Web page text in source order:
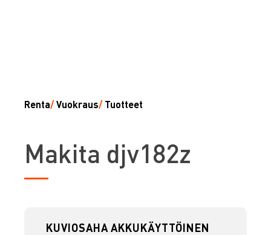
Renta/Vuokraus/ Tuotteet
Makita djv182z
KUVIOSAHA AKKUKÄYTTÖINEN